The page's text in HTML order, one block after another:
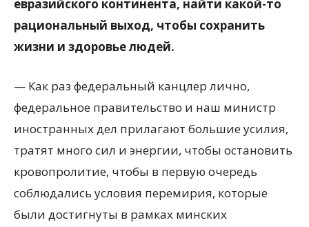
евразийского континента, найти какой-то
рациональный выход, чтобы сохранить
жизни и здоровье людей.
— Как раз федеральный канцлер лично,
федеральное правительство и наш министр
иностранных дел прилагают большие усилия,
тратят много сил и энергии, чтобы остановить
кровопролитие, чтобы в первую очередь
соблюдались условия перемирия, которые
были достигнуты в рамках минских